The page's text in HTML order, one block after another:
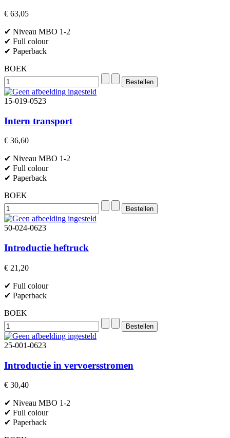
€ 63,05
✔ Niveau MBO 1-2
✔ Full colour
✔ Paperback
BOEK
15-019-0523
Intern transport
€ 36,60
✔ Niveau MBO 1-2
✔ Full colour
✔ Paperback
BOEK
50-024-0623
Introductie heftruck
€ 21,20
✔ Full colour
✔ Paperback
BOEK
25-001-0623
Introductie in vervoersstromen
€ 30,40
✔ Niveau MBO 1-2
✔ Full colour
✔ Paperback